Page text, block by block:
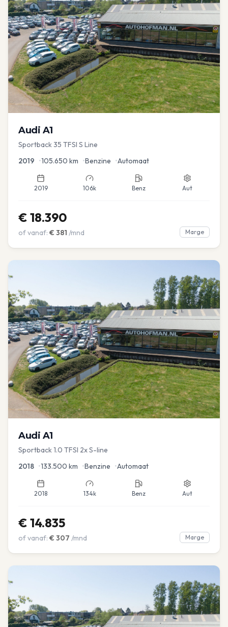
Audi A1
Sportback 35 TFSI S Line
2019 •105.650 km •Benzine •Automaat
2019 106k Benz Aut
€ 18.390
of vanaf: € 381 /mnd Marge
Audi A1
Sportback 1.0 TFSI 2x S-line
2018 •133.500 km •Benzine •Automaat
2018 134k Benz Aut
€ 14.835
of vanaf: € 307 /mnd Marge